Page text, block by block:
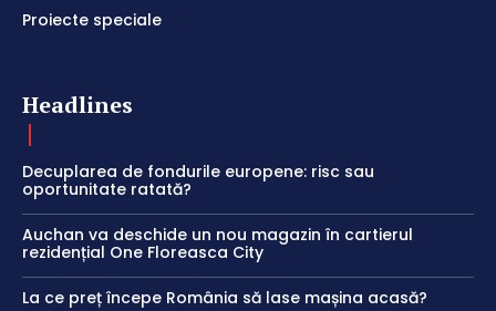
Proiecte speciale
Headlines
Decuplarea de fondurile europene: risc sau
oportunitate ratată?
Auchan va deschide un nou magazin în cartierul
rezidențial One Floreasca City
La ce preț începe România să lase mașina acasă?